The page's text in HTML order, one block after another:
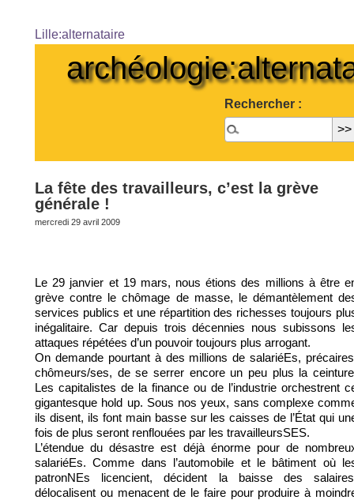
Lille:alternataire
Rechercher :
La fête des travailleurs, c’est la grève
générale !
mercredi 29 avril 2009
Le 29 janvier et 19 mars, nous étions des millions à être
grève contre le chômage de masse, le démantèlement
services publics et une répartition des richesses toujours
inégalitaire. Car depuis trois décennies nous subissons
attaques répétées d’un pouvoir toujours plus arrogant.
On demande pourtant à des millions de salariéEs,
chômeurs/ses, de se serrer encore un peu plus la
Les capitalistes de la finance ou de l’industrie orchestrent
gigantesque hold up. Sous nos yeux, sans complexe
ils disent, ils font main basse sur les caisses de l’État qui
fois de plus seront renflouées par les travailleursSES.
L’étendue du désastre est déjà énorme pour de
salariéEs. Comme dans l’automobile et le bâtiment où
patronNEs licencient, décident la baisse des
délocalisent ou menacent de le faire pour produire à